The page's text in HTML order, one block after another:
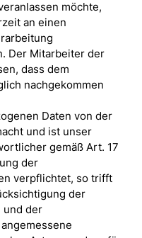
möchte,
an einen
Der Mitarbeiter der
dass dem
nachgekommen
Daten von der
und ist unser
gemäß Art. 17
der
verpflichtet, so trifft
der
und der